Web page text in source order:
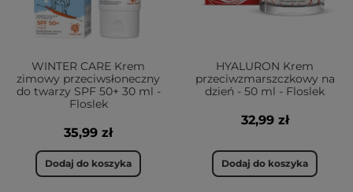
WINTER CARE Krem
zimowy przeciwsłoneczny
do twarzy SPF 50+ 30 ml -
Floslek
35,99 zł
Dodaj do koszyka
HYALURON Krem
przeciwzmarszczkowy na
dzień - 50 ml - Floslek
32,99 zł
Dodaj do koszyka